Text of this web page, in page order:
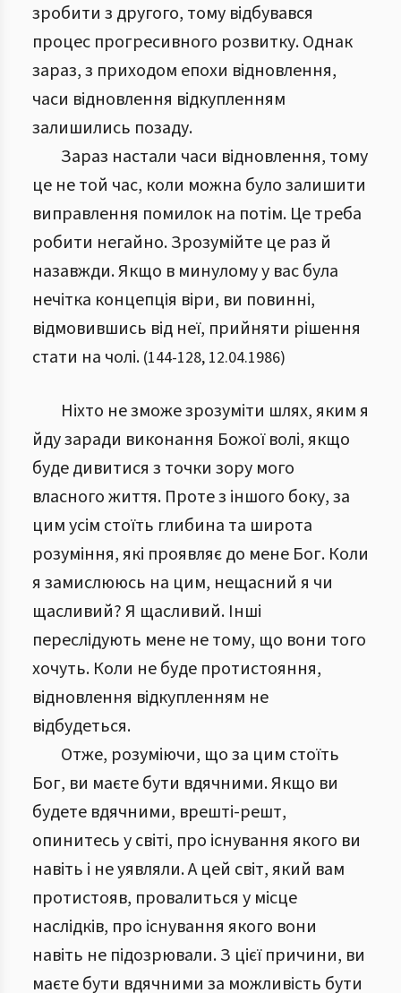
зробити з другого, тому відбувався
процес прогресивного розвитку. Однак
зараз, з приходом епохи відновлення,
часи відновлення відкупленням
залишились позаду.
Зараз настали часи відновлення, тому
це не той час, коли можна було залишити
виправлення помилок на потім. Це треба
робити негайно. Зрозумійте це раз й
назавжди. Якщо в минулому у вас була
нечітка концепція віри, ви повинні,
відмовившись від неї, прийняти рішення
стати на чолі. (144-128, 12.04.1986)
Ніхто не зможе зрозуміти шлях, яким я
йду заради виконання Божої волі, якщо
буде дивитися з точки зору мого
власного життя. Проте з іншого боку, за
цим усім стоїть глибина та широта
розуміння, які проявляє до мене Бог. Коли
я замислююсь на цим, нещасний я чи
щасливий? Я щасливий. Інші
переслідують мене не тому, що вони того
хочуть. Коли не буде протистояння,
відновлення відкупленням не
відбудеться.
Отже, розуміючи, що за цим стоїть
Бог, ви маєте бути вдячними. Якщо ви
будете вдячними, врешті-решт,
опинитесь у світі, про існування якого ви
навіть і не уявляли. А цей світ, який вам
протистояв, провалиться у місце
наслідків, про існування якого вони
навіть не підозрювали. З цієї причини, ви
маєте бути вдячними за можливість бути